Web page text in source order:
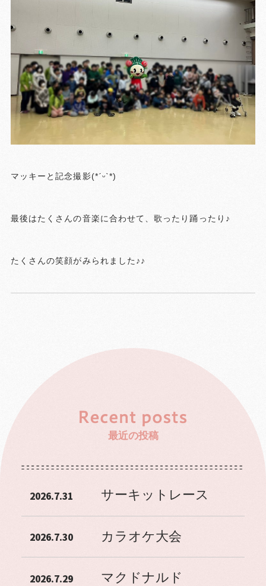
マッキーと記念撮影(*ˊᵕˋ*)
最後はたくさんの音楽に合わせて、歌ったり踊ったり♪
たくさんの笑顔がみられました♪♪
最近の投稿
2026.7.31 サーキットレース
2026.7.30 カラオケ大会
2026.7.29 マクドナルド